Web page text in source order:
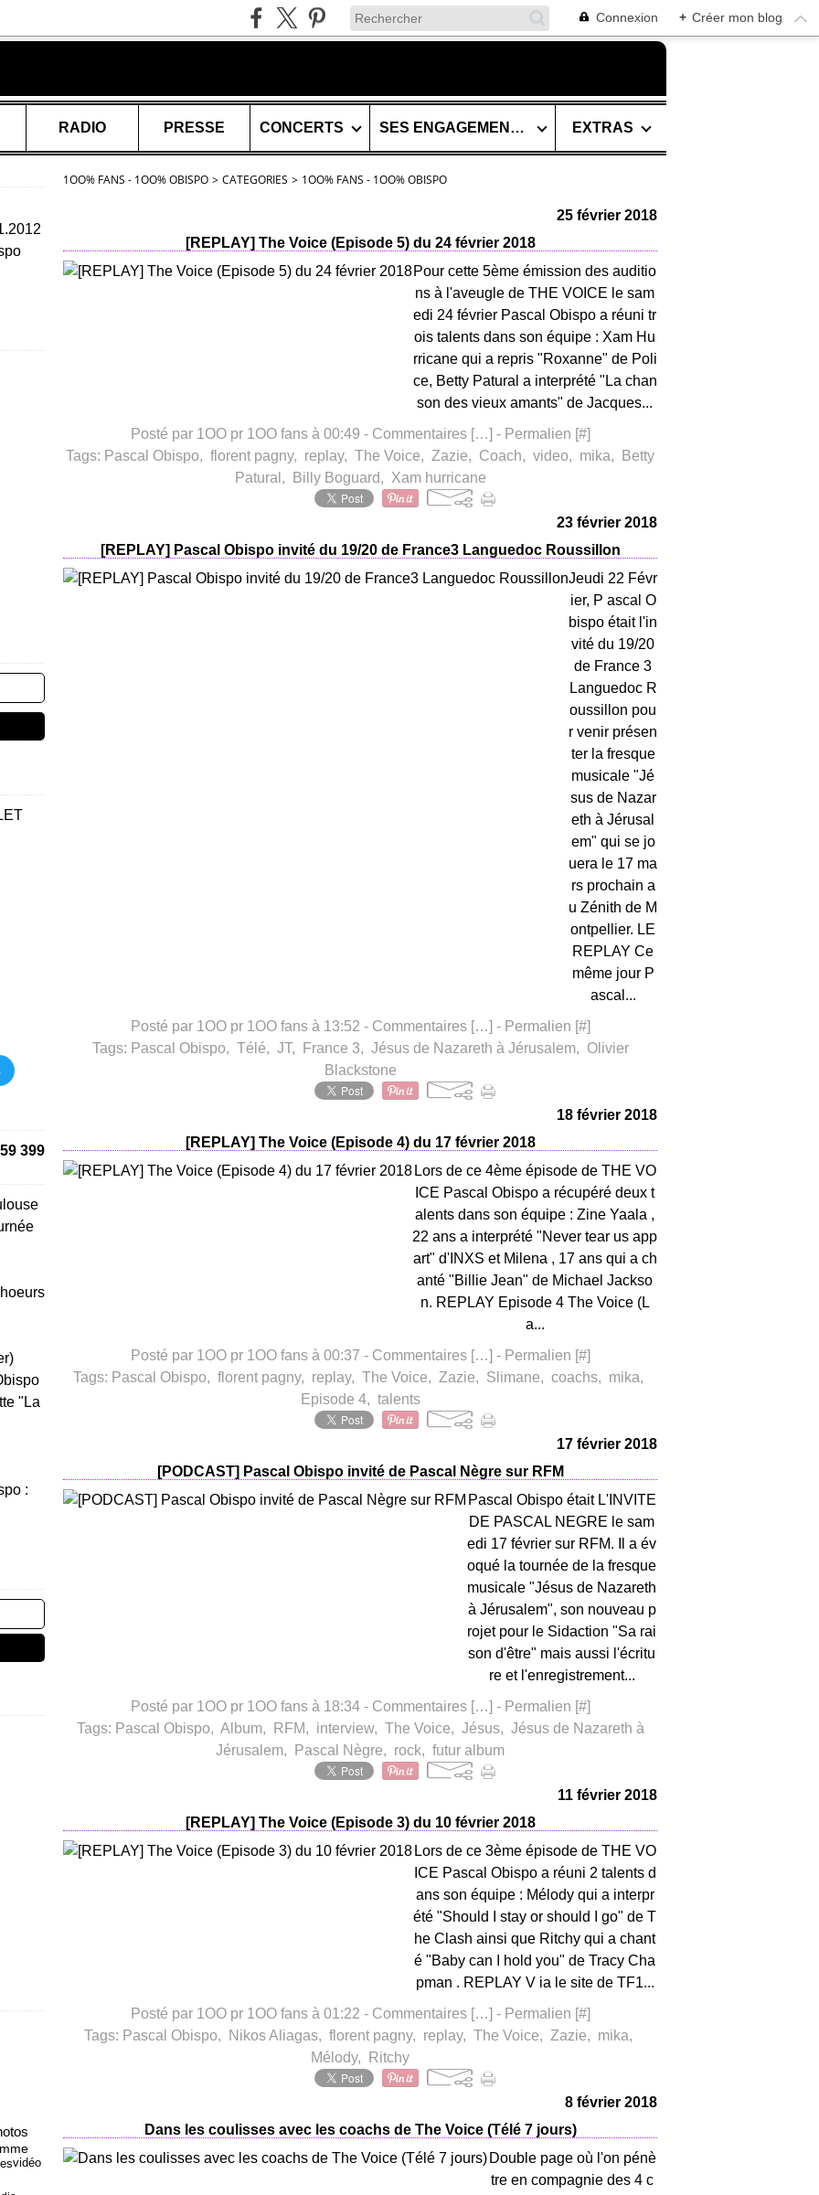
Connexion + Créer mon blog
RADIO PRESSE CONCERTS SES ENGAGEMENTS EXTRAS
399
"La
:
vidéo
1OO% FANS - 1OO% OBISPO > CATEGORIES > 1OO% FANS - 1OO% OBISPO
25 février 2018
[REPLAY] The Voice (Episode 5) du 24 février 2018
Pour cette 5ème émission des auditio
ns à l'aveugle de THE VOICE le sam
edi 24 février Pascal Obispo a réuni tr
ois talents dans son équipe : Xam Hu
rricane qui a repris "Roxanne" de Poli
ce, Betty Patural a interprété "La chan
son des vieux amants" de Jacques...
Posté par 1OO pr 1OO fans à 00:49 - Commentaires […] - Permalien [#]
Tags: Pascal Obispo, florent pagny, replay, The Voice, Zazie, Coach, video, mika,
Betty
Patural , Billy Boguard, Xam hurricane
23 février 2018
[REPLAY] Pascal Obispo invité du 19/20 de France3 Languedoc Roussillon
Jeudi 22 Févr
ier, P ascal O
bispo était l'in
vité du 19/20
de France 3
Languedoc R
oussillon pou
r venir présen
ter la fresque
musicale "Jé
sus de Nazar
eth à Jérusal
em" qui se jo
uera le 17 ma
rs prochain a
u Zénith de M
ontpellier. LE
REPLAY Ce
même jour P
ascal...
Posté par 1OO pr 1OO fans à 13:52 - Commentaires […] - Permalien [#]
Tags: Pascal Obispo, Télé, JT, France 3, Jésus de Nazareth à Jérusalem, Olivier
Blackstone
18 février 2018
[REPLAY] The Voice (Episode 4) du 17 février 2018
Lors de ce 4ème épisode de THE VO
ICE Pascal Obispo a récupéré deux t
alents dans son équipe : Zine Yaala ,
22 ans a interprété "Never tear us app
art" d'INXS et Milena , 17 ans qui a ch
anté "Billie Jean" de Michael Jackso
n. REPLAY Episode 4 The Voice (L
a...
Posté par 1OO pr 1OO fans à 00:37 - Commentaires […] - Permalien [#]
Tags: Pascal Obispo, florent pagny, replay, The Voice, Zazie, Slimane, coachs, mika,
Episode 4, talents
17 février 2018
[PODCAST] Pascal Obispo invité de Pascal Nègre sur RFM
Pascal Obispo était L'INVITE
DE PASCAL NEGRE le sam
edi 17 février sur RFM. Il a év
oqué la tournée de la fresque
musicale "Jésus de Nazareth
à Jérusalem", son nouveau p
rojet pour le Sidaction "Sa rai
son d'être" mais aussi l'écritu
re et l'enregistrement...
Posté par 1OO pr 1OO fans à 18:34 - Commentaires […] - Permalien [#]
Tags: Pascal Obispo, Album, RFM, interview, The Voice, Jésus, Jésus de Nazareth à
Jérusalem, Pascal Nègre, rock, futur album
11 février 2018
[REPLAY] The Voice (Episode 3) du 10 février 2018
Lors de ce 3ème épisode de THE VO
ICE Pascal Obispo a réuni 2 talents d
ans son équipe : Mélody qui a interpr
été "Should I stay or should I go" de T
he Clash ainsi que Ritchy qui a chant
é "Baby can I hold you" de Tracy Cha
pman . REPLAY V ia le site de TF1...
Posté par 1OO pr 1OO fans à 01:22 - Commentaires […] - Permalien [#]
Tags: Pascal Obispo, Nikos Aliagas, florent pagny, replay, The Voice, Zazie, mika,
Mélody, Ritchy
8 février 2018
Dans les coulisses avec les coachs de The Voice (Télé 7 jours)
Double page où l'on pénè
tre en compagnie des 4 c